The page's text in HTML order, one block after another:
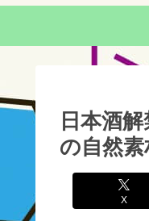
日本酒
の自然
X